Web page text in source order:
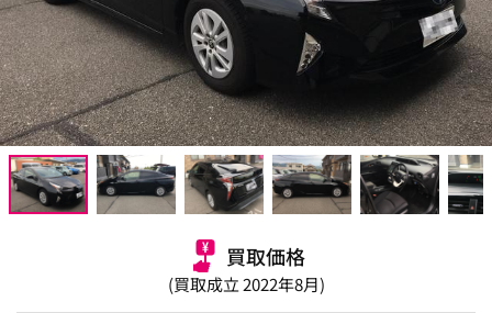
買取価格
(買取成立 2022年8月)